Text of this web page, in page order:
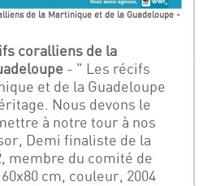
de la Martinique et de la Guadeloupe -
coralliens de la
- " Les récifs
et de la Guadeloupe
Nous devons le
à notre tour à nos
Demi finaliste de la
membre du comité de
cm, couleur, 2004